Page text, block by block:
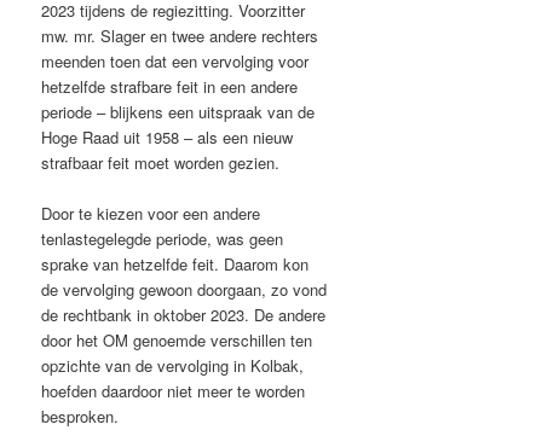
2023 tijdens de regiezitting. Voorzitter
mw. mr. Slager en twee andere rechters
meenden toen dat een vervolging voor
hetzelfde strafbare feit in een andere
periode – blijkens een uitspraak van de
Hoge Raad uit 1958 – als een nieuw
strafbaar feit moet worden gezien.
Door te kiezen voor een andere
tenlastegelegde periode, was geen
sprake van hetzelfde feit. Daarom kon
de vervolging gewoon doorgaan, zo vond
de rechtbank in oktober 2023. De andere
door het OM genoemde verschillen ten
opzichte van de vervolging in Kolbak,
hoefden daardoor niet meer te worden
besproken.